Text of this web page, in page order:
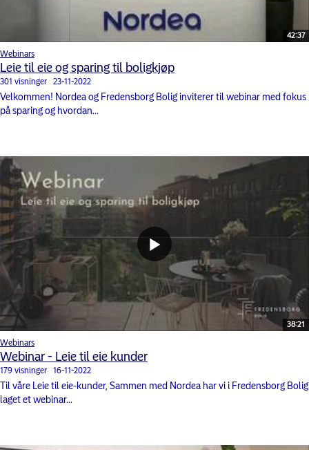
42:37
Webinars
Leie til eie og sparing til boligkjøp
301 visninger 23-11-2022
Velkommen! Nordea og Fredensborg Bolig inviterer til webinar med fokus
på sparing og hvordan...
38:21
Webinars
Webinar - Leie til eie kunder
179 visninger 16-11-2022
Til våre Leie til eie-kunder, Sammen med Nordea har vi i Fredensborg Bolig
laget et webinar...